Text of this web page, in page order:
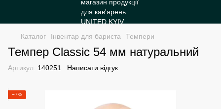
Каталог Інвентар для бариста Темпери
Темпер Classic 54 мм натуральний
Артикул: 140251 Написати відгук
−7%